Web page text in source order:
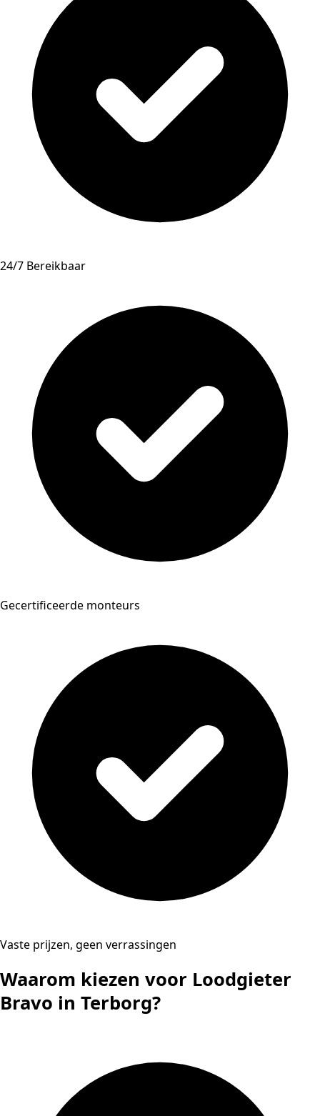
24/7 Bereikbaar
Gecertificeerde monteurs
Vaste prijzen, geen verrassingen
Waarom kiezen voor Loodgieter
Bravo in Terborg?